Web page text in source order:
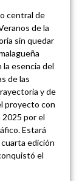
central de
de la
sin quedar
esencia del
de las
y de
proyecto con
2025 por el
Estará
cuarta edición
el